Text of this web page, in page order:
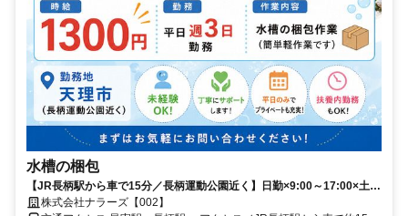
水槽の梱包
【JR長柄駅から車で15分／長柄運動公園近く】日勤×9:00～17:00×土日
祝休み◆週3日〜相談OK！Wワーク希望の男性活躍中☆時給1300円！
株式会社ナラーズ【002】